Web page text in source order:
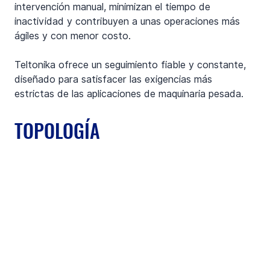
intervención manual, minimizan el tiempo de
inactividad y contribuyen a unas operaciones más
ágiles y con menor costo.
Teltonika ofrece un seguimiento fiable y constante,
diseñado para satisfacer las exigencias más
estrictas de las aplicaciones de maquinaria pesada.
TOPOLOGÍA